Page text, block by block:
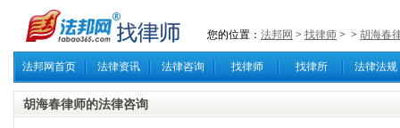
胡海春律师的法律咨询
您的位置： 法邦网 > 找律师 > > 胡海春
法邦网首页 法律资讯 法律咨询 找律师 找律所 法律法规